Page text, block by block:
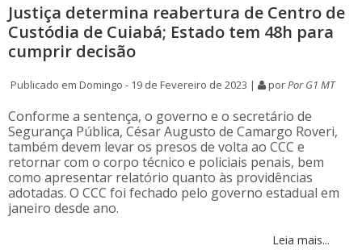
Justiça determina reabertura de Centro de
Custódia de Cuiabá; Estado tem 48h para
cumprir decisão
Publicado em Domingo - 19 de Fevereiro de 2023 | porPor G1 MT
Conforme a sentença, o governo e o secretário de
Segurança Pública, César Augusto de Camargo Roveri,
também devem levar os presos de volta ao CCC e
retornar com o corpo técnico e policiais penais, bem
como apresentar relatório quanto às providências
adotadas. O CCC foi fechado pelo governo estadual em
janeiro desde ano.
Leia mais...